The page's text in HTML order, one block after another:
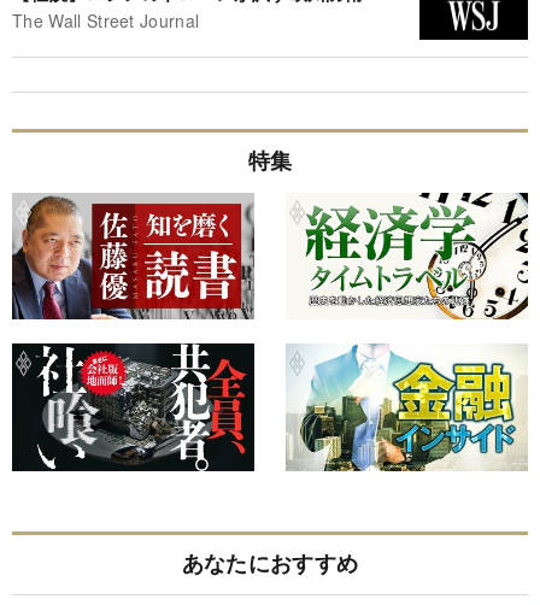
The Wall Street Journal
特集
あなたにおすすめ